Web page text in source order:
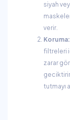
siyah
verir.
Koruma:
filtreleri
zarar
tutmayı